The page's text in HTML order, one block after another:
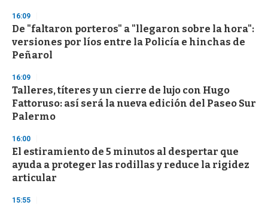
16:09
De "faltaron porteros" a "llegaron sobre la hora":
versiones por líos entre la Policía e hinchas de
Peñarol
16:09
Talleres, títeres y un cierre de lujo con Hugo
Fattoruso: así será la nueva edición del Paseo Sur
Palermo
16:00
El estiramiento de 5 minutos al despertar que
ayuda a proteger las rodillas y reduce la rigidez
articular
15:55